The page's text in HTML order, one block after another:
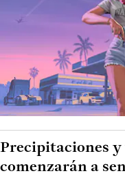
Precipitaciones y
comenzarán a